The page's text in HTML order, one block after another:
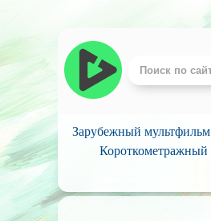
Зарубежный мультфильм
Короткометражный